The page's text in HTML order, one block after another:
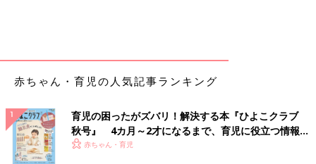
赤ちゃん・育児の人気記事ランキング
育児の困ったがズバリ！解決する本『ひよこクラブ
秋号』 4カ月～2才になるまで、育児に役立つ情報が
いっぱい！
赤ちゃん・育児